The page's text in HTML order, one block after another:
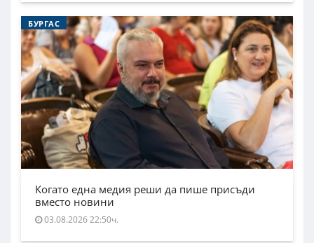
БУРГАС
Когато една медия реши да пише присъди
вместо новини
03.08.2026 22:50ч.